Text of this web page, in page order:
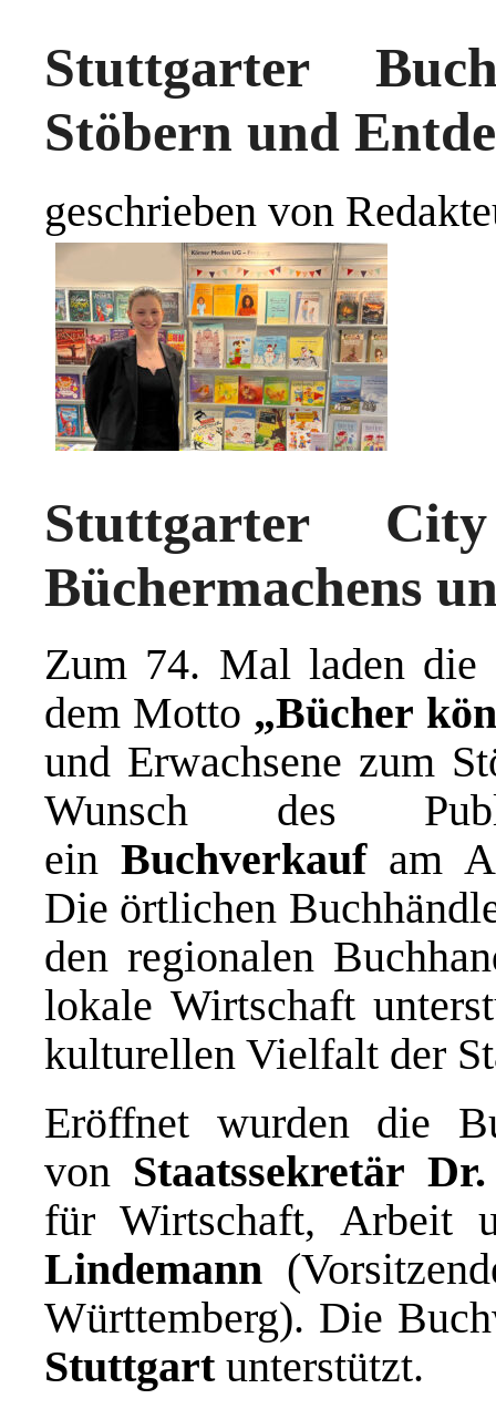
Stuttgarter
Stöbern und
geschrieben von
Stuttgarter
Büchermachens
Zum 74. Mal laden die
dem Motto „Bücher
und Erwachsene zum
Wunsch des
einBuchverkaufam
Die örtlichen
den regionalen
lokale Wirtschaft
kulturellen Vielfalt der
Eröffnet wurden die
von Staatssekretär
für Wirtschaft, Arbeit
Lindemann
Württemberg). Die
Stuttgartunterstützt.